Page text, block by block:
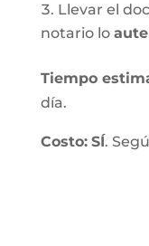
Llevar el
notario lo
Tiempo
día.
Costo: SÍ.